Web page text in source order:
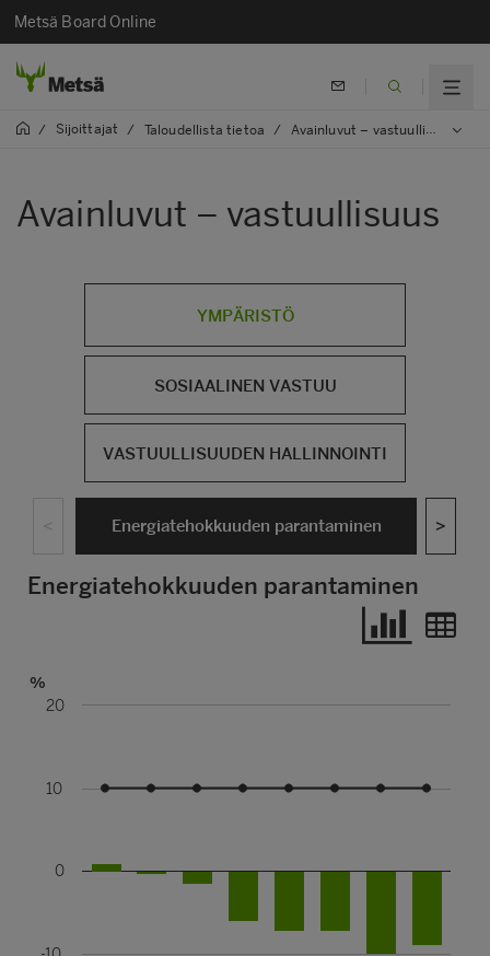
Metsä Board Online
/ Sijoittajat / Taloudellista tietoa / Avainluvut – vastuullisuus
Avainluvut – vastuullisuus